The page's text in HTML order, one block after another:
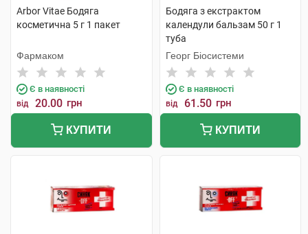
Arbor Vitae Бодяга
косметична 5 г 1 пакет
Фармаком
Є в наявності
від 20.00 грн
КУПИТИ
Бодяга з екстрактом
календули бальзам 50 г 1
туба
Георг Біосистеми
Є в наявності
від 61.50 грн
КУПИТИ